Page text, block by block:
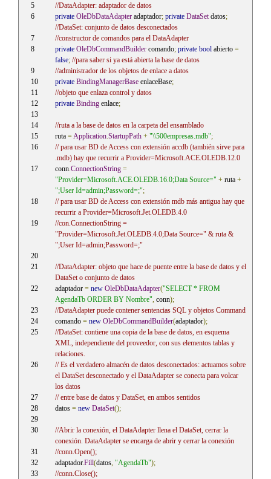
//DataAdapter: adaptador de datos
private OleDbDataAdapter adaptador; private DataSet datos;
//DataSet: conjunto de datos desconectados
//constructor de comandos para el DataAdapter
private OleDbCommandBuilder comando; private bool abierto =
false; //para saber si ya está abierta la base de datos
//administrador de los objetos de enlace a datos
private BindingManagerBase enlaceBase;
//objeto que enlaza control y datos
private Binding enlace;
//ruta a la base de datos en la carpeta del ensamblado
ruta =Application.StartupPath + "\\500empresas.mdb";
// para usar BD de Access con extensión accdb (también sirve para
.mdb) hay que recurrir a Provider=Microsoft.ACE.OLEDB.12.0
conn.ConnectionString =
"Provider=Microsoft.ACE.OLEDB.16.0;Data Source=" + ruta +
";User Id=admin;Password=;";
// para usar BD de Access con extensión mdb más antigua hay que
recurrir a Provider=Microsoft.Jet.OLEDB.4.0
//con.ConnectionString =
"Provider=Microsoft.Jet.OLEDB.4.0;Data Source=" & ruta &
";User Id=admin;Password=;"
//DataAdapter: objeto que hace de puente entre la base de datos y el
DataSet o conjunto de datos
adaptador = new OleDbDataAdapter("SELECT * FROM
AgendaTb ORDER BY Nombre", conn);
//DataAdapter puede contener sentencias SQL y objetos Command
comando = new OleDbCommandBuilder(adaptador);
//DataSet: contiene una copia de la base de datos, en esquema
XML, independiente del proveedor, con sus elementos tablas y
relaciones.
// Es el verdadero almacén de datos desconectados: actuamos sobre
el DataSet desconectado y el DataAdapter se conecta para volcar
los datos
// entre base de datos y DataSet, en ambos sentidos
datos = new DataSet();
//Abrir la conexión, el DataAdapter llena el DataSet, cerrar la
conexión. DataAdapter se encarga de abrir y cerrar la conexión
//conn.Open();
adaptador.Fill(datos, "AgendaTb");
//conn.Close();